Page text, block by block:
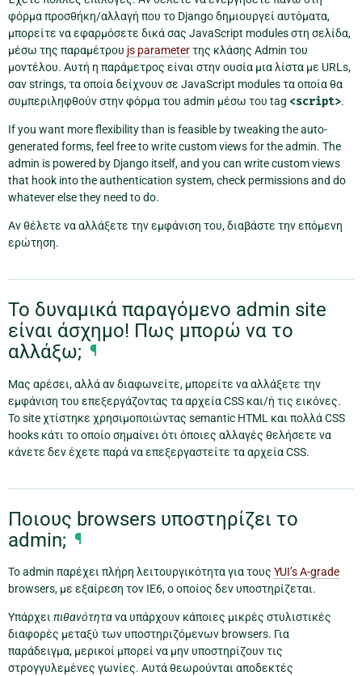
φόρμα προσθήκη/αλλαγή που το Django δημιουργεί αυτόματα,
μπορείτε να εφαρμόσετε δικά σας JavaScript modules στη σελίδα,
μέσω της παραμέτρου js parameterτης κλάσης Admin του
μοντέλου. Αυτή η παράμετρος είναι στην ουσία μια λίστα με URLs,
σαν strings, τα οποία δείχνουν σε JavaScript modules τα οποία θα
συμπεριληφθούν στην φόρμα του admin μέσω του tag <script>.
If you want more flexibility than is feasible by tweaking the auto-
generated forms, feel free to write custom views for the admin. The
admin is powered by Django itself, and you can write custom views
that hook into the authentication system, check permissions and do
whatever else they need to do.
Αν θέλετε να αλλάξετε την εμφάνιση του, διαβάστε την επόμενη
ερώτηση.
Το δυναμικά παραγόμενο admin site
είναι άσχημο! Πως μπορώ να το
αλλάξω; ¶
Μας αρέσει, αλλά αν διαφωνείτε, μπορείτε να αλλάξετε την
εμφάνιση του επεξεργάζοντας τα αρχεία CSS και/ή τις εικόνες.
Το site χτίστηκε χρησιμοποιώντας semantic HTML και πολλά CSS
hooks κάτι το οποίο σημαίνει ότι όποιες αλλαγές θελήσετε να
κάνετε δεν έχετε παρά να επεξεργαστείτε τα αρχεία CSS.
Ποιους browsers υποστηρίζει το
admin; ¶
Το admin παρέχει πλήρη λειτουργικότητα για τους YUI’s A-grade
browsers, με εξαίρεση τον IE6, ο οποίος δεν υποστηρίζεται.
Υπάρχει πιθανότητανα υπάρχουν κάποιες μικρές στυλιστικές
διαφορές μεταξύ των υποστηριζόμενων browsers. Για
παράδειγμα, μερικοί μπορεί να μην υποστηρίζουν τις
στρογγυλεμένες γωνίες. Αυτά θεωρούνται αποδεκτές